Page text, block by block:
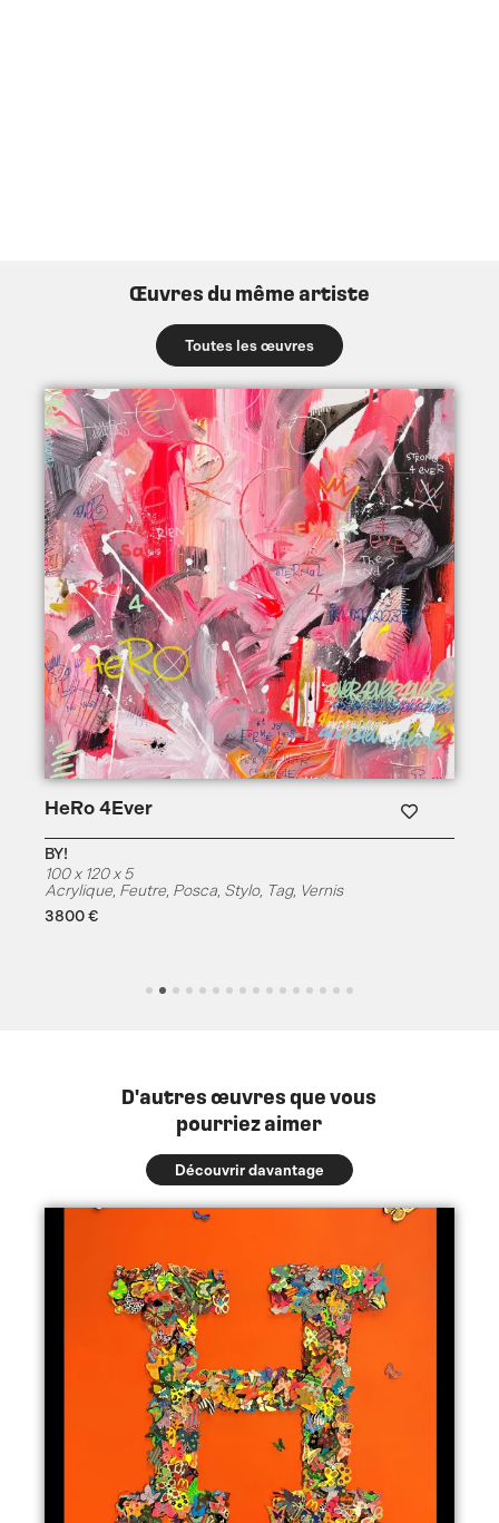
Œuvres du même artiste
Toutes les œuvres
HeRo 4Ever
BY!
100 x 120 x 5
Acrylique, Feutre, Posca, Stylo, Tag, Vernis
3800€
Découvrir davantage
D'autres œuvres que vous
pourriez aimer